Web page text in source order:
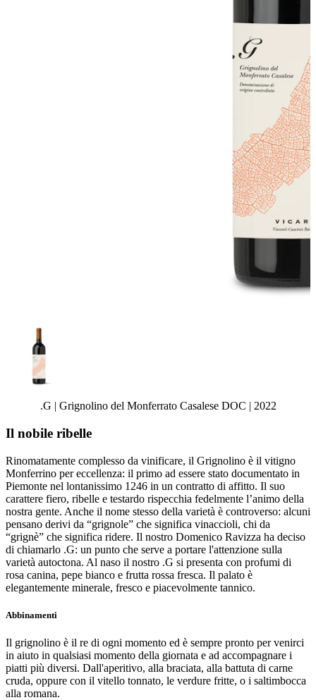
.G | Grignolino del Monferrato Casalese DOC | 2022
Il nobile ribelle
Rinomatamente complesso da vinificare, il Grignolino è il vitigno
Monferrino per eccellenza: il primo ad essere stato documentato in
Piemonte nel lontanissimo 1246 in un contratto di affitto. Il suo
carattere fiero, ribelle e testardo rispecchia fedelmente l’animo della
nostra gente. Anche il nome stesso della varietà è controverso: alcuni
pensano derivi da “grignole” che significa vinaccioli, chi da
“grignè” che significa ridere. Il nostro Domenico Ravizza ha deciso
di chiamarlo .G: un punto che serve a portare l'attenzione sulla
varietà autoctona. Al naso il nostro .G si presenta con profumi di
rosa canina, pepe bianco e frutta rossa fresca. Il palato è
elegantemente minerale, fresco e piacevolmente tannico.
Abbinamenti
Il grignolino è il re di ogni momento ed è sempre pronto per venirci
in aiuto in qualsiasi momento della giornata e ad accompagnare i
piatti più diversi. Dall'aperitivo, alla braciata, alla battuta di carne
cruda, oppure con il vitello tonnato, le verdure fritte, o i saltimbocca
alla romana.